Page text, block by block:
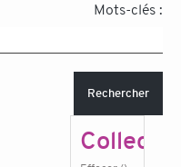
Mots-clés :
Rechercher